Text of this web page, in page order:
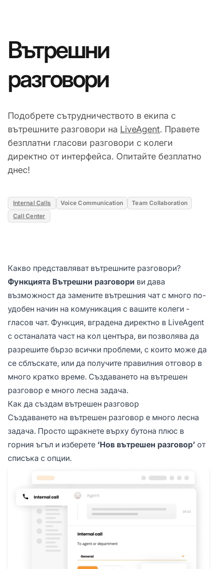
Вътрешни
разговори
Подобрете сътрудничеството в екипа с
вътрешните разговори на LiveAgent. Правете
безплатни гласови разговори с колеги
директно от интерфейса. Опитайте безплатно
днес!
Internal Calls Voice Communication
Team Collaboration
Call Center
Какво представляват вътрешните разговори?
Функцията Вътрешни разговори ви дава
възможност да замените вътрешния чат с много по-
удобен начин на комуникация с вашите колеги -
гласов чат. Функция, вградена директно в LiveAgent
с останалата част на кол центъра, ви позволява да
разрешите бързо всички проблеми, с които може да
се сблъскате, или да получите правилния отговор в
много кратко време. Създаването на вътрешен
разговор е много лесна задача.
Как да създам вътрешен разговор
Създаването на вътрешен разговор е много лесна
задача. Просто щракнете върху бутона плюс в
горния ъгъл и изберете ‘Нов вътрешен разговор’ от
списъка с опции.